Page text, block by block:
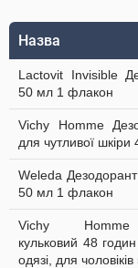
Назва
Lactovit Invisible
50 мл 1 флакон
Vichy Homme
для чутливої
Weleda
50 мл 1 флакон
Vichy Homme
кульковий 48
одязі, для